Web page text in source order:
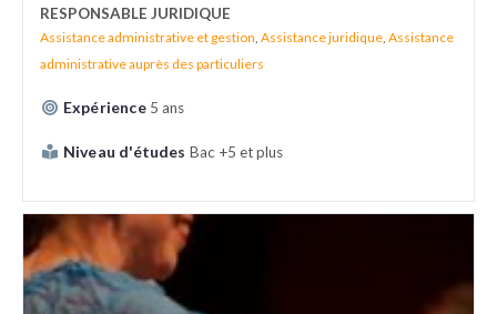
RESPONSABLE JURIDIQUE
Assistance administrative et gestion, Assistance juridique, Assistance
administrative auprès des particuliers
Expérience 5 ans
Niveau d'études Bac +5 et plus